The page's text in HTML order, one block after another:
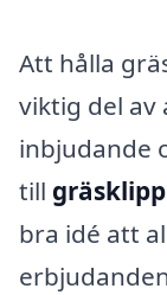
Att hålla
viktig del av
inbjudande
till
bra idé att